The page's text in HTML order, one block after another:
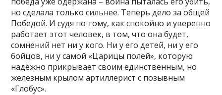
но сделала только сильнее. Теперь дело за общей
Победой. И судя по тому, как спокойно и уверенно
работает этот человек, в том, что она будет,
сомнений нет ни у кого. Ни у его детей, ни у его
бойцов, ни у самой «Царицы полей», которую
надёжно прикрывает своим единственным, но
железным крылом артиллерист с позывным
«Глобус».